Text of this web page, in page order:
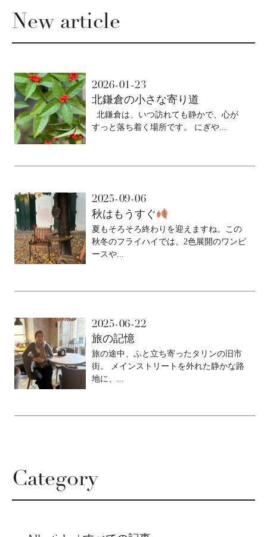
New article
2026-01-23
北鎌倉の小さな寄り道
北鎌倉は、いつ訪れても静かで、心が
すっと落ち着く場所です。 にぎや...
2025-09-06
秋はもうすぐ
夏もそろそろ終わりを迎えますね。この
秋冬のフライハイでは、2色展開のワンピ
ースや...
2025-06-22
旅の記憶
旅の途中、ふと立ち寄ったタリンの旧市
街。 メインストリートを外れた静かな路
地に、...
Category